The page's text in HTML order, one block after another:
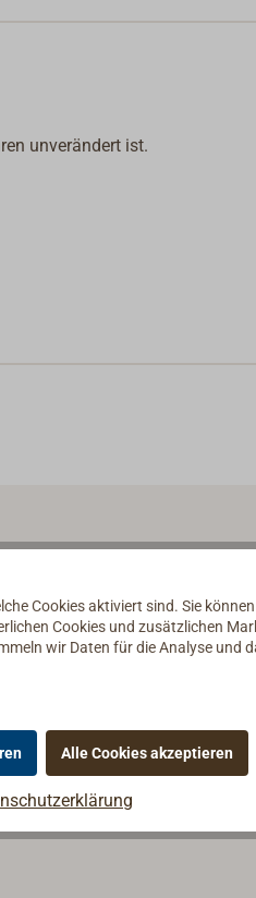
unverändert ist.
Cookies aktiviert sind. Sie
Cookies und zusätzlichen
wir Daten für die Analyse und
Alle Cookies akzeptieren